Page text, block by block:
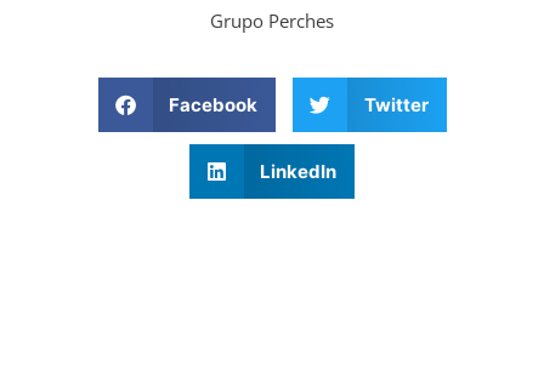
Grupo Perches
Facebook Twitter
LinkedIn